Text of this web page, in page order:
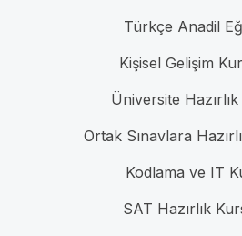
Türkçe Anadil
Kişisel Gelişim
Üniversite Hazırlık
Ortak Sınavlara
Kodlama ve IT
SAT Hazırlık